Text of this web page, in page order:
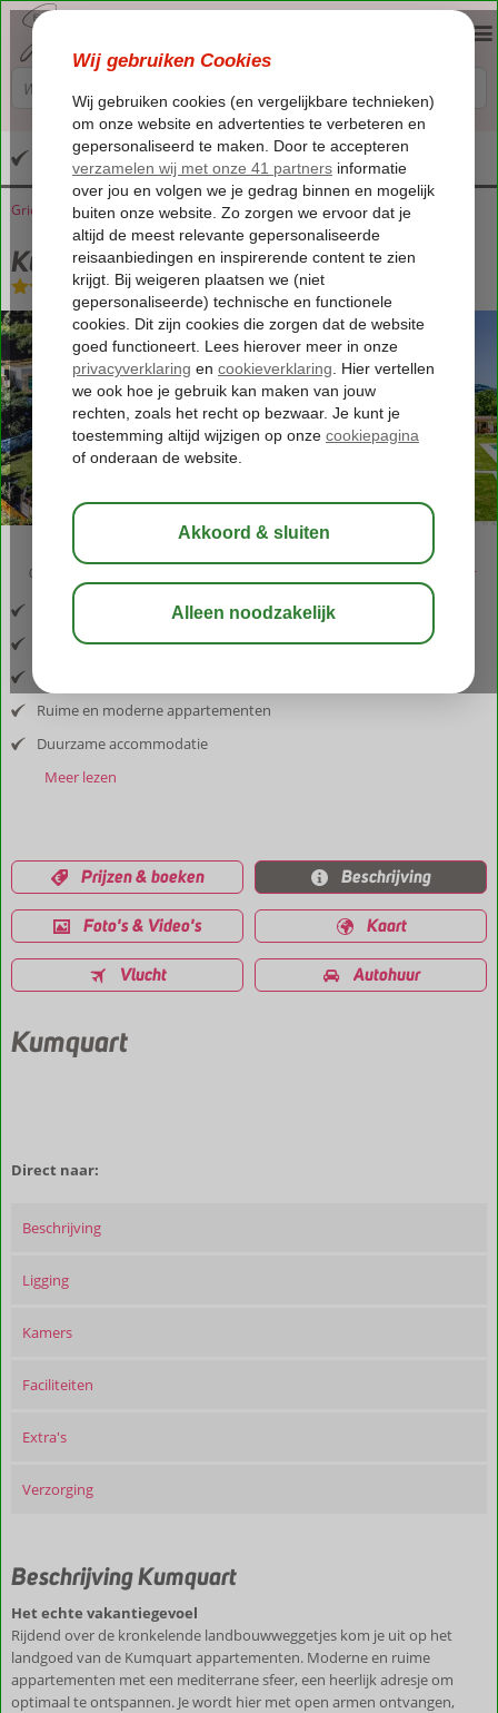
Altijd inclusief huurauto
Home
Griekenland Corfu Agios Georgios Kumquart
Kumquart
Logies-Appartement
02:50 bewaar
Inclusief vlucht en huurauto
Omringd door een groene omgeving
Ruime en moderne appartementen
Duurzame accommodatie
Meer lezen
Prijzen & boeken Beschrijving
Foto's & Video's Kaart
Vlucht Autohuur
Kumquart
Direct naar:
Beschrijving
Ligging
Kamers
Faciliteiten
Extra's
Verzorging
Beschrijving Kumquart
Het echte vakantiegevoel
Rijdend over de kronkelende landbouwweggetjes kom je uit op het
landgoed van de Kumquart appartementen. Moderne en ruime
appartementen met een mediterrane sfeer, een heerlijk adresje om
optimaal te ontspannen. Je wordt hier met open armen ontvangen,